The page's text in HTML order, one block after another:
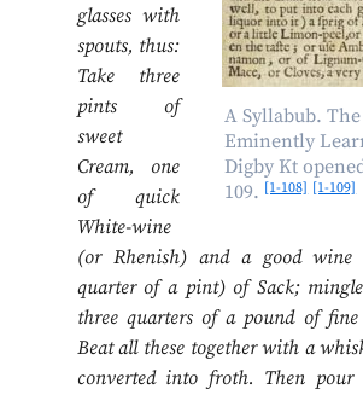
A Syllabub.
Eminently
Digby Kt
109. [1-108] [1-109]
glasses with
spouts, thus:
Take three
pints of
sweet
Cream, one
of quick
White-wine
(or Rhenish) and a good wine
quarter of a pint) of Sack;
three quarters of a pound of
Beat all these together with a
converted into froth. Then